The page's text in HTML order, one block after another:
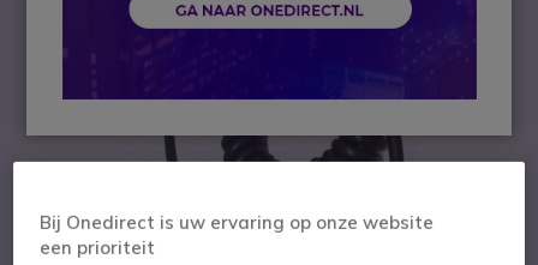
Bij Onedirect is uw ervaring op onze website
een prioriteit